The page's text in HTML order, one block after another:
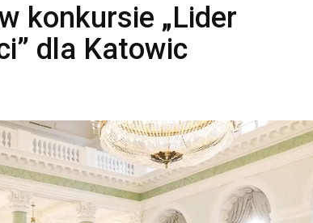
konkursie „Lider
dla Katowic